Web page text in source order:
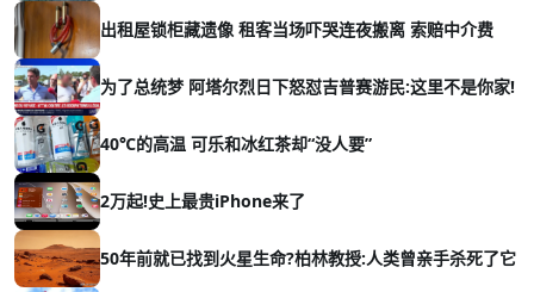
出租屋锁柜藏遗像 租客当场吓哭连夜搬离 索赔中介费
为了总统梦 阿塔尔烈日下怒怼吉普赛游民:这里不是你家!
40℃的高温 可乐和冰红茶却“没人要”
2万起!史上最贵iPhone来了
50年前就已找到火星生命?柏林教授:人类曾亲手杀死了它